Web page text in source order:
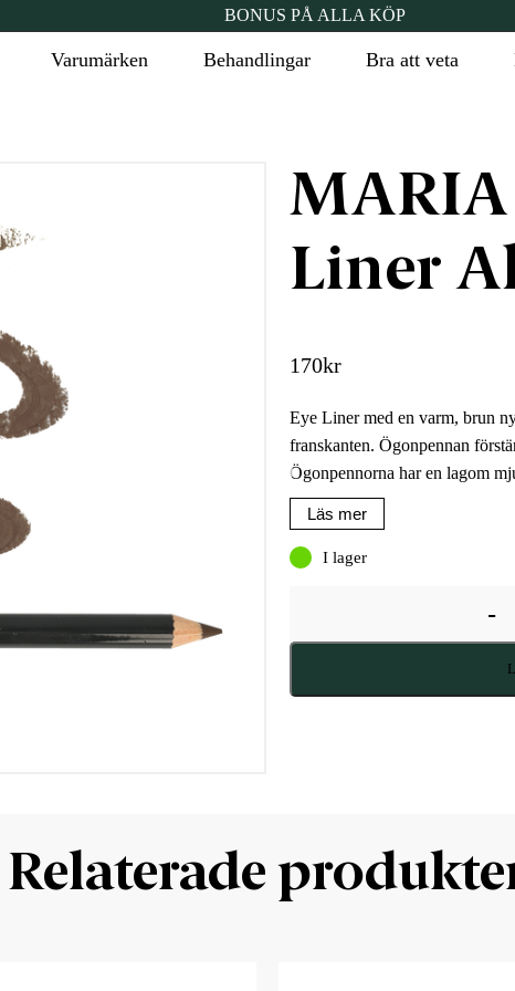
BONUS PÅ ALLA KÖP
Varumärken Behandlingar Bra att veta
MARIA
Liner
170kr
Eye Liner med en varm, brun
franskanten. Ögonpennan
Ögonpennorna har en lagom
Läs mer
I lager
-
Relaterade